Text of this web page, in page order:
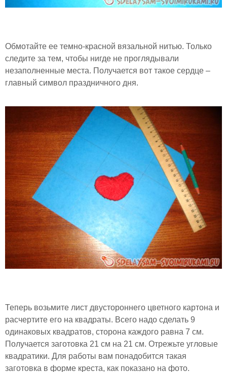
Обмотайте ее темно-красной вязальной нитью. Только
следите за тем, чтобы нигде не проглядывали
незаполненные места. Получается вот такое сердце –
главный символ праздничного дня.
Теперь возьмите лист двустороннего цветного картона и
расчертите его на квадраты. Всего надо сделать 9
одинаковых квадратов, сторона каждого равна 7 см.
Получается заготовка 21 см на 21 см. Отрежьте угловые
квадратики. Для работы вам понадобится такая
заготовка в форме креста, как показано на фото.